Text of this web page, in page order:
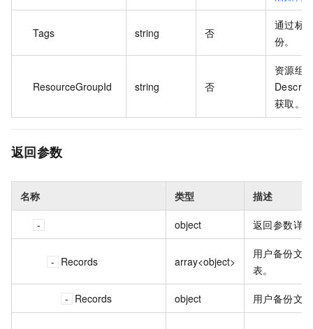
Tags string 否
通过标
份。
ResourceGroupId string 否
资源组
获取。
返回参数
名称 类型 描述
object 返回参数详
Records array<object>
用户备份文
表。
Records object 用户备份文